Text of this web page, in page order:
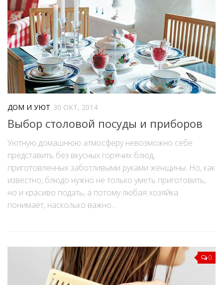
ДОМ И УЮТ 30 ОКТ, 2014
Выбор столовой посуды и приборов
Уютную домашнюю атмосферу невозможно себе
представить без вкусных горячих блюд,
приготовленных заботливыми руками женщины. Но, как
известно, блюдо нужно не только уметь приготовить,
но и красиво подать, а потому любая хозяйка
понимает, насколько важно...
0